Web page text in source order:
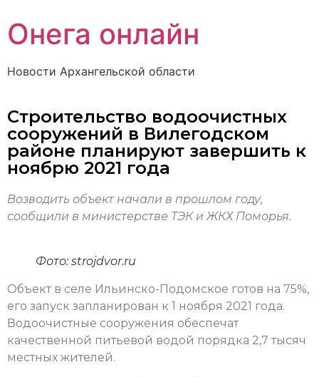
Онега онлайн
Новости Архангельской области
Строительство водоочистных
сооружений в Вилегодском
районе планируют завершить к
ноябрю 2021 года
Возводить объект начали в прошлом году,
сообщили в министерстве ТЭК и ЖКХ Поморья.
Фото: strojdvor.ru
Объект в селе Ильинско-Подомское готов на 75%,
его запуск запланирован к 1 ноября 2021 года.
Водоочистные сооружения обеспечат
качественной питьевой водой порядка 2,7 тысяч
местных жителей.